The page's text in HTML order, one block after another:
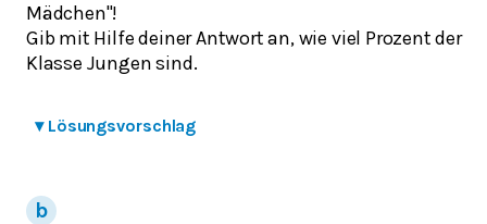
Mädchen"!
Gib mit Hilfe deiner Antwort an, wie viel Prozent der
Klasse Jungen sind.
▾ Lösungsvorschlag